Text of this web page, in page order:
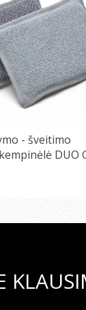
- šveitimo
DUO